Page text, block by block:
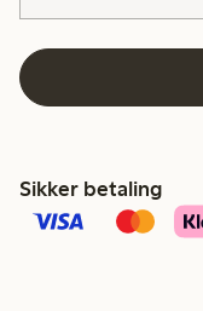
Sikker betaling